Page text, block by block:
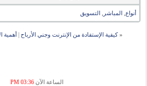
أنواع, المباشر , التسويق
« كيفية الإستفادة من الإنترنت وجني الأرباح أهمية
الساعة الآن 03:36 PM